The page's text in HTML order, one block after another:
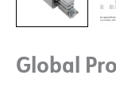
Global